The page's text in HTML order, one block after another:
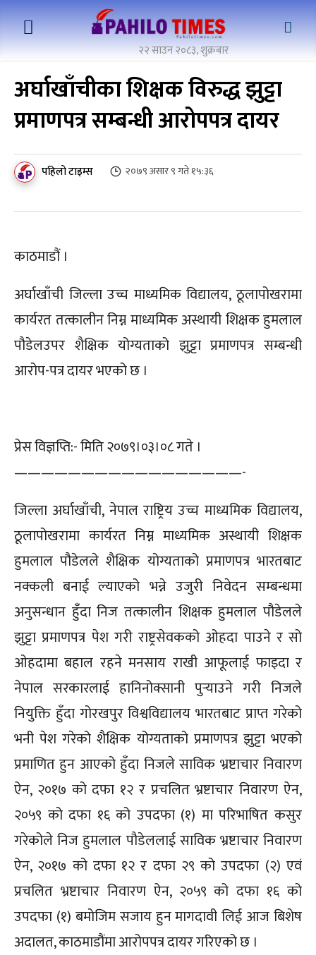
२२ साउन २०८३, शुक्रबार
अर्घाखाँचीका शिक्षक विरुद्ध झुट्टा
प्रमाणपत्र सम्बन्धी आरोपपत्र दायर
पहिलो टाइम्स २०७९ असार ९ गते १५:३६
काठमाडौं ।
अर्घाखाँची जिल्ला उच्च माध्यमिक विद्यालय, ठूलापोखरामा
कार्यरत तत्कालीन निम्न माध्यमिक अस्थायी शिक्षक हुमलाल
पौडेलउपर शैक्षिक योग्यताको झुट्टा प्रमाणपत्र सम्बन्धी
आरोप-पत्र दायर भएको छ ।
प्रेस विज्ञप्ति:- मिति २०७९।०३।०८ गते ।
—————————————————-
जिल्ला अर्घाखाँची, नेपाल राष्ट्रिय उच्च माध्यमिक विद्यालय,
ठूलापोखरामा कार्यरत निम्न माध्यमिक अस्थायी शिक्षक
हुमलाल पौडेलले शैक्षिक योग्यताको प्रमाणपत्र भारतबाट
नक्कली बनाई ल्याएको भन्ने उजुरी निवेदन सम्बन्धमा
अनुसन्धान हुँदा निज तत्कालीन शिक्षक हुमलाल पौडेलले
झुट्टा प्रमाणपत्र पेश गरी राष्ट्रसेवकको ओहदा पाउने र सो
ओहदामा बहाल रहने मनसाय राखी आफूलाई फाइदा र
नेपाल सरकारलाई हानिनोक्सानी पुर्‍याउने गरी निजले
नियुक्ति हुँदा गोरखपुर विश्वविद्यालय भारतबाट प्राप्त गरेको
भनी पेश गरेको शैक्षिक योग्यताको प्रमाणपत्र झुट्टा भएको
प्रमाणित हुन आएको हुँदा निजले साविक भ्रष्टाचार निवारण
ऐन, २०१७ को दफा १२ र प्रचलित भ्रष्टाचार निवारण ऐन,
२०५९ को दफा १६ को उपदफा (१) मा परिभाषित कसुर
गरेकोले निज हुमलाल पौडेललाई साविक भ्रष्टाचार निवारण
ऐन, २०१७ को दफा १२ र दफा २९ को उपदफा (२) एवं
प्रचलित भ्रष्टाचार निवारण ऐन, २०५९ को दफा १६ को
उपदफा (१) बमोजिम सजाय हुन मागदावी लिई आज बिशेष
अदालत, काठमाडौंमा आरोपपत्र दायर गरिएको छ ।